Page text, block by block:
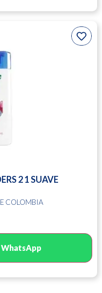
2 1 SUAVE
COLOMBIA